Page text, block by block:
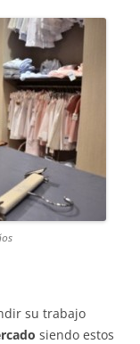
su trabajo
siendo estos